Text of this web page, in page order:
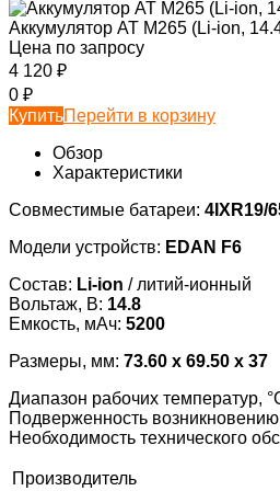
Аккумулятор AT M265 (Li-ion,
Цена по запросу
4 120 ₽
0 ₽
КупитьПерейти в корзину
Обзор
Характеристики
Совместимые батареи: 4IXR19/
Модели устройств: EDAN F6
Состав: Li-ion / литий-ионный
Вольтаж, В: 14.8
Емкость, мАч: 5200
Размеры, мм: 73.60 x 69.50 x 37
Диапазон рабочих температур,
Подверженность
Необходимость технического
Производитель